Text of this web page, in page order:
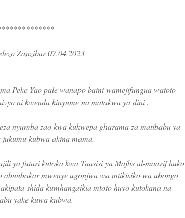
Zanzibar 07.04.2023
Peke Yao pale wanapo baini wamejifungua watoto
ni kwenda kinyume na matakwa ya dini .
nyumba zao kwa kukwepa gharama za matibabu ya
kubwa akina mama.
ya futari kutoka kwa Taasisi ya Majlis al-maarif huko
mwenye ugonjwa wa mtikisiko wa ubongo
shida kumhangaikia mtoto huyo kutokana na
yake kuwa kubwa.